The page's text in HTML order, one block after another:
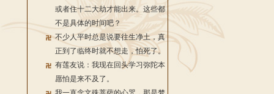
或者住十二大劫才能出来。这些都
不是具体的时间吧？
不少人平时总是说要往生净土，真
正到了临终时就不想走，怕死了。
有莲友说：我现在回头学习弥陀本
愿怕是来不及了。